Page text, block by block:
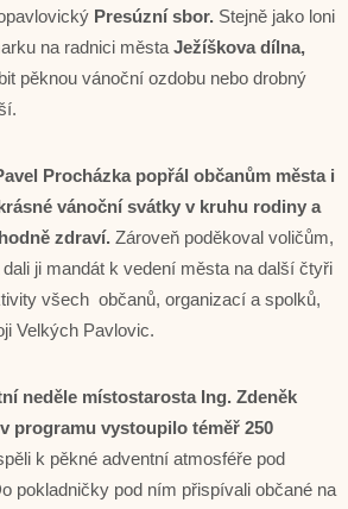
Presúzní sbor. Stejně jako loni
na radnici města Ježíškova dílna,
pěknou vánoční ozdobu nebo drobný
Procházka popřál občanům města i
vánoční svátky v kruhu rodiny a
zdraví. Zároveň poděkoval voličům,
ji mandát k vedení města na další čtyři
všech občanů, organizací a spolků,
Velkých Pavlovic.
neděle místostarosta Ing. Zdeněk
programu vystoupilo téměř 250
k pěkné adventní atmosféře pod
pokladničky pod ním přispívali občané na